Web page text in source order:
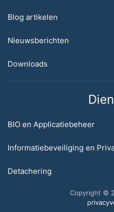
Blog artikelen
Nieuwsberichten
Downloads
BIO en Applicatiebeheer
Informatiebeveiliging en
Detachering
Copyright ©